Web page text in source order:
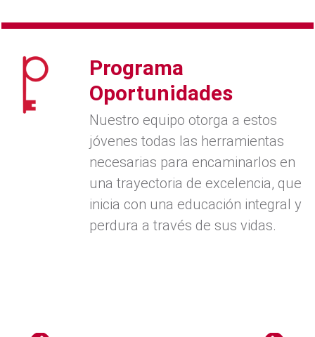
Programa
Oportunidades
Nuestro equipo otorga a estos
jóvenes todas las herramientas
necesarias para encaminarlos en
una trayectoria de excelencia, que
inicia con una educación integral y
perdura a través de sus vidas.